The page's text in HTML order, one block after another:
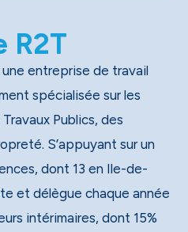
R2T
entreprise de travail
spécialisée sur les
Publics, des
sur un
dont 13 en Ile-de-
et délègue chaque année
intérimaires, dont 15%